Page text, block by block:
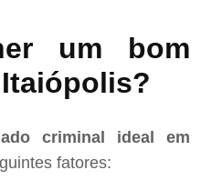
um bom
criminal ideal em
fatores: